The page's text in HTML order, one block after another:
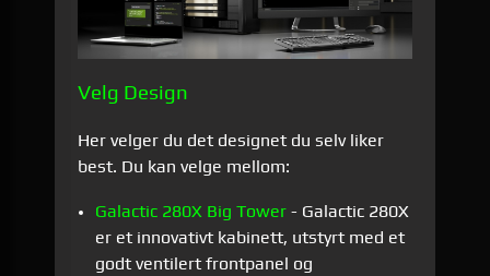
Velg Design
Her velger du det designet du selv liker
best. Du kan velge mellom:
Galactic 280X Big Tower- Galactic 280X
er et innovativt kabinett, utstyrt med et
godt ventilert frontpanel og